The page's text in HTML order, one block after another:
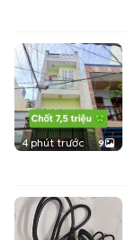
4 phút trước 9